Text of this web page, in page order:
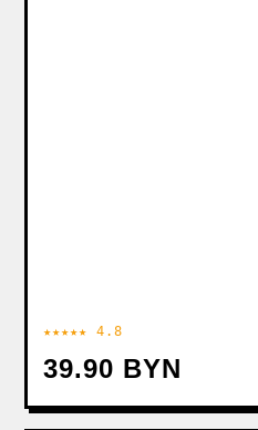
★★★★★ 4.8
39.90 BYN